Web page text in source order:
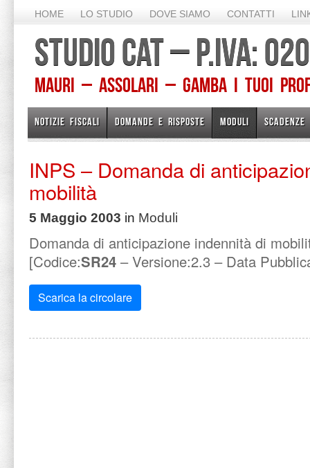
HOME LO STUDIO DOVE SIAMO CONTATTI
STUDIO CAT – P.IVA:
Mauri – Assolari – Gamba I TUOI
NOTIZIE FISCALI DOMANDE E RISPOSTE MODULI SCADENZE
INPS – Domanda di
mobilità
5 Maggio 2003 in Moduli
Domanda di anticipazione indennità di
[Codice:SR24 – Versione:2.3 – Data
Scarica la circolare